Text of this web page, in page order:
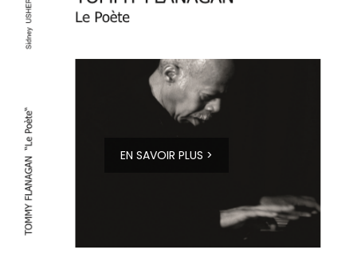
EN SAVOIR PLUS >